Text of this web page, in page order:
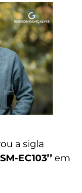
a sigla
EC103’’ em